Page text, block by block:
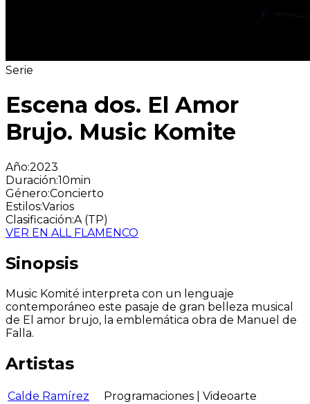
Serie
Escena dos. El Amor
Brujo. Music Komite
Año:2023
Duración:10min
Género:Concierto
Estilos:Varios
Clasificación:A (TP)
VER EN ALL FLAMENCO
Sinopsis
Music Komité interpreta con un lenguaje
contemporáneo este pasaje de gran belleza musical
de El amor brujo, la emblemática obra de Manuel de
Falla.
Artistas
Calde Ramírez
Programaciones | Videoarte